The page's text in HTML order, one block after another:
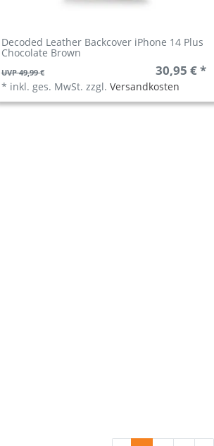
Decoded Leather Backcover iPhone 14 Plus
Chocolate Brown
UVP 49,99 € 30,95 € *
* inkl. ges. MwSt. zzgl. Versandkosten